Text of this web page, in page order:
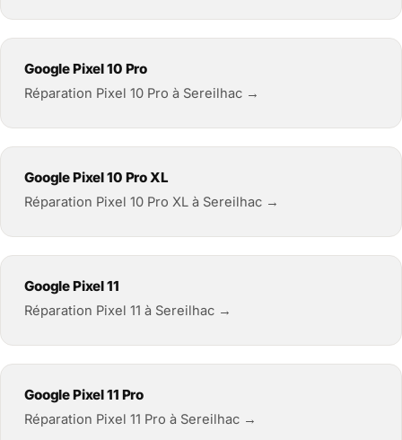
Google Pixel 10 Pro
Réparation Pixel 10 Pro à Sereilhac →
Google Pixel 10 Pro XL
Réparation Pixel 10 Pro XL à Sereilhac →
Google Pixel 11
Réparation Pixel 11 à Sereilhac →
Google Pixel 11 Pro
Réparation Pixel 11 Pro à Sereilhac →